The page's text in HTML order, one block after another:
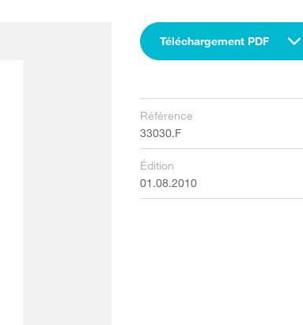
Téléchargement PDF
Référence
33030.F
Édition
01.08.2010